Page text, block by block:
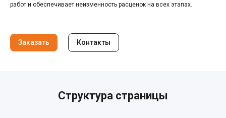
работ и обеспечивает неизменность расценок на всех этапах.
Заказать Контакты
Структура страницы